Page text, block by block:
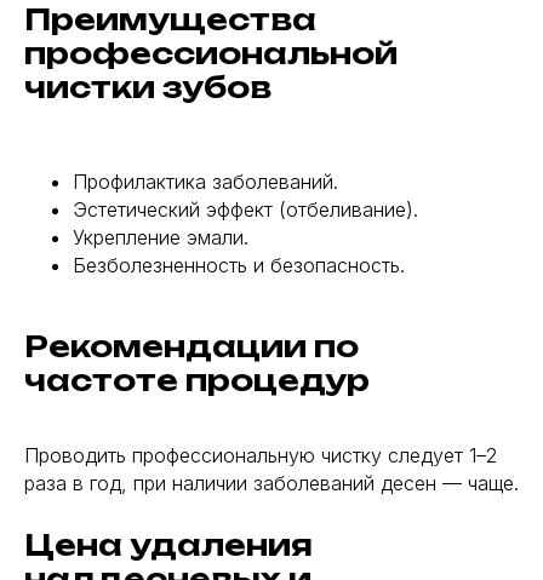
Преимущества
профессиональной
чистки зубов
Профилактика заболеваний.
Эстетический эффект (отбеливание).
Укрепление эмали.
Безболезненность и безопасность.
Рекомендации по
частоте процедур
Проводить профессиональную чистку следует 1–2
раза в год, при наличии заболеваний десен — чаще.
Цена удаления